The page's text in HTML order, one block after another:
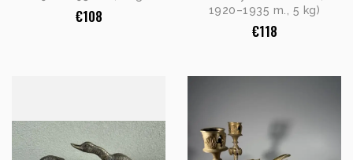
€108
1920–1935 m., 5 kg)
€118